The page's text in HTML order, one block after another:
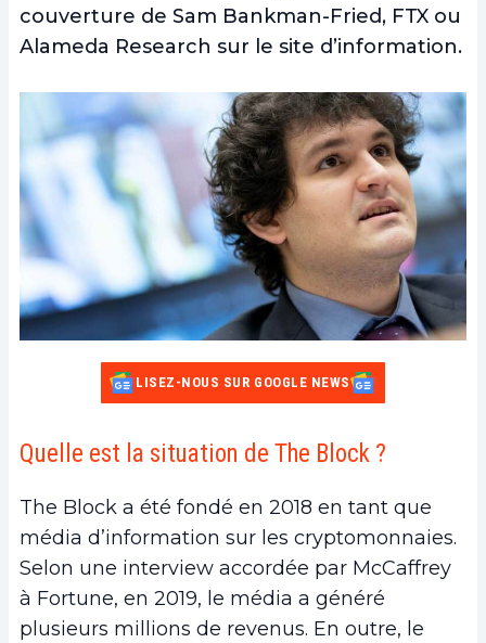
couverture de Sam Bankman-Fried, FTX ou
Alameda Research sur le site d’information.
LISEZ-NOUS SUR GOOGLE NEWS
Quelle est la situation de The Block ?
The Block a été fondé en 2018 en tant que
média d’information sur les cryptomonnaies.
Selon une interview accordée par McCaffrey
à Fortune, en 2019, le média a généré
plusieurs millions de revenus. En outre, le